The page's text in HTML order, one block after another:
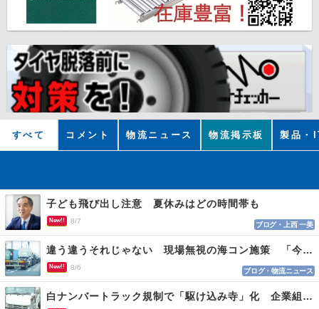
すべて コメント 物流ニュース 物流掲示板 製品・
子ども飛び出し注意 夏休みはどの時間帯も
New!! 8/7 ブログ・上西 一美
違う違うそれじゃない 現場無視の海コン施策 「今でも平均２～３時間は待つ」
New!! 8/6 ブログ・物流ニュース
白ナンバートラック規制で「駆け込み寺」化 企業組合が入会基準を見直しへ